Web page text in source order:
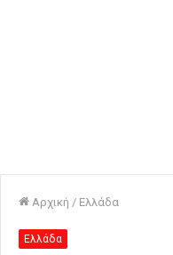
Αρχική / Ελλάδα
Ελλάδα